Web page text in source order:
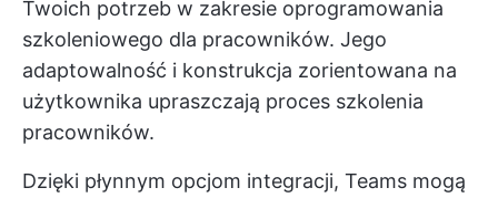
Twoich potrzeb w zakresie oprogramowania
szkoleniowego dla pracowników. Jego
adaptowalność i konstrukcja zorientowana na
użytkownika upraszczają proces szkolenia
pracowników.
Dzięki płynnym opcjom integracji, Teams mogą